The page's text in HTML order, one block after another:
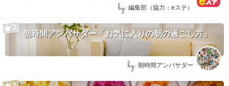
by: 編集部（協力：eステ）
朝時間アンバサダー「お気に入りの朝の過ごし方」
by: 朝時間アンバサダー